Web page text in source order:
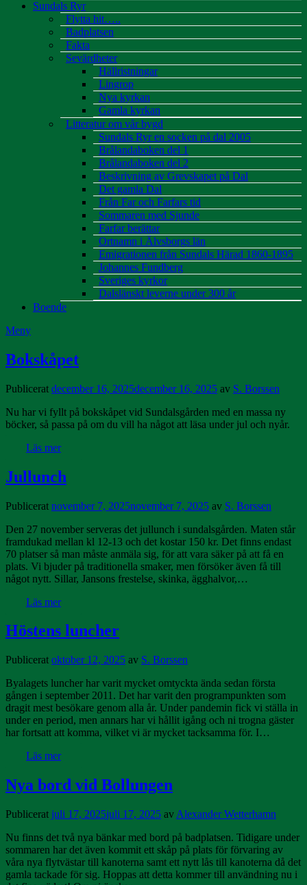
Sundals Ryr
Flytta hit…..
Badplatsen
Fakta
Sevärdheter
Hällristningar
Lingrop
Nya kyrkan
Gamla kyrkan
Litteratur om vår bygd
Sundals Ryr en socken på dal 2005
Brålandaboken del 1
Brålandaboken del 2
Beskrivning av Grevskapet på Dal
Det gamla Dal
Från Far och Farfars tid
Sommaren med Sjunde
Farfar berättar
Ortnamn i Älvsborgs län
Emigrationen från Sundals Härad 1860-1895
Johannes Fundberg
Sveriges kyrkor
Dalslänskt leverne under 300 år
Boende
Meny
Bokskåpet
Publicerat december 16, 2025december 16, 2025 av S. Borssen
Nu har vi fyllt på bokskåpet vid Sundalsgården med en massa ny
böcker, så passa på om du vill ha något att läsa under jul och nyår.
Läs mer
Jullunch
Publicerat november 7, 2025november 7, 2025 av S. Borssen
Den 27 november serveras det jullunch i sundalsgården. Maten står
framdukad mellan kl 12-13 och det kostar 150 kr. Det finns endast
70 platser så man måste anmäla sig, för att vara säker på att få en
plats. Vi bjuder på traditionella smaker, men försöker även få till
något nytt. Sillar, Jansons frestelse, skinka, ägghalvor,…
Läs mer
Höstens luncher
Publicerat oktober 12, 2025 av S. Borssen
Byalagets luncher har varit mycket omtyckta ända sedan första
gången i september 2011. Det har varit den programpunkten som
dragit mest besökare genom alla år. Under pandemin fick vi ställa in
under en period, men annars har vi hållit igång och ni trogna gäster
har fortsatt att komma, vilket vi är mycket tacksamma för. I…
Läs mer
Nya bord vid Bollungen
Publicerat juli 17, 2025juli 17, 2025 av Alexander Wetterhamn
Nu finns det två nya bänkar med bord på badplatsen. Tidigare under
sommaren har det även kommit ett skåp på plats för förvaring av
våra nya flytvästar till kanoterna samt ett nytt lås till kanoterna då det
gamla tackade för sig. Hoppas att detta kommer till användning nu i